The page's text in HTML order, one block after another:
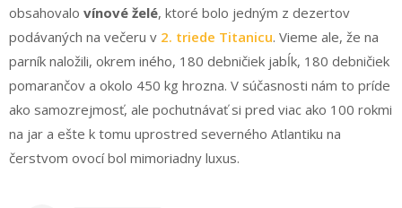
obsahovalo vínové želé, ktoré bolo jedným z dezertov
podávaných na večeru v 2. triede Titanicu. Vieme ale, že na
parník naložili, okrem iného, 180 debničiek jabĺk, 180 debničiek
pomarančov a okolo 450 kg hrozna. V súčasnosti nám to príde
ako samozrejmosť, ale pochutnávať si pred viac ako 100 rokmi
na jar a ešte k tomu uprostred severného Atlantiku na
čerstvom ovocí bol mimoriadny luxus.